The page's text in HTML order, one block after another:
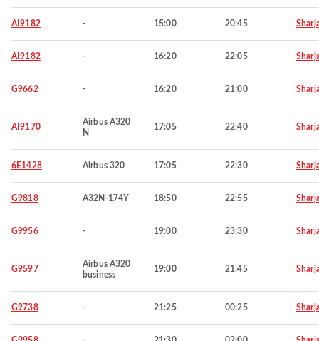
AI9182 - 15:00 20:45
AI9182 - 16:20 22:05
G9662 - 16:20 21:00
AI9170
Airbus A320
N
17:05 22:40
6E1428 Airbus 320 17:05 22:30
G9818 A32N-174Y 18:50 22:55
G9956 - 19:00 23:30
G9597
Airbus A320
business
19:00 21:45
G9738 - 21:25 00:25